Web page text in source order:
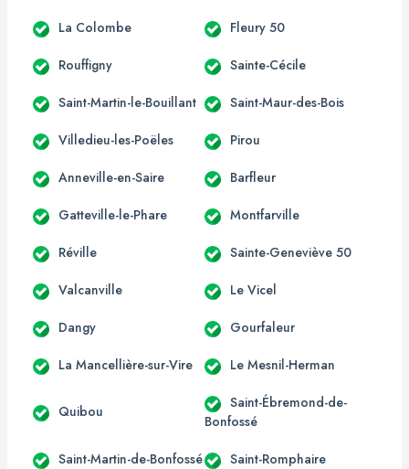
La Colombe Fleury 50
Rouffigny Sainte-Cécile
Saint-Martin-le-Bouillant Saint-Maur-des-Bois
Villedieu-les-Poëles Pirou
Anneville-en-Saire Barfleur
Gatteville-le-Phare Montfarville
Réville Sainte-Geneviève 50
Valcanville Le Vicel
Dangy Gourfaleur
La Mancellière-sur-Vire Le Mesnil-Herman
Quibou
Saint-Ébremond-de-
Bonfossé
Saint-Martin-de-Bonfossé Saint-Romphaire